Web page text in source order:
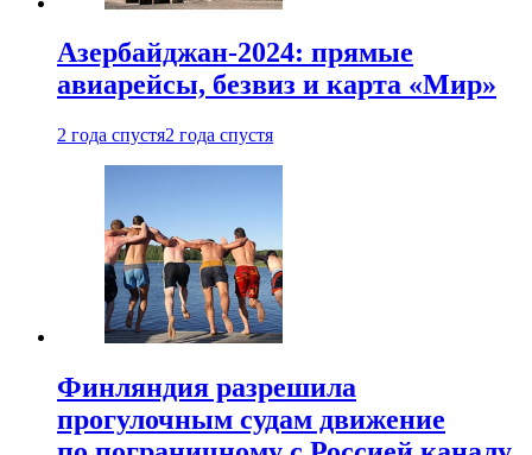
Азербайджан-2024: прямые
авиарейсы, безвиз и карта «Мир»
2 года спустя2 года спустя
Финляндия разрешила
прогулочным судам движение